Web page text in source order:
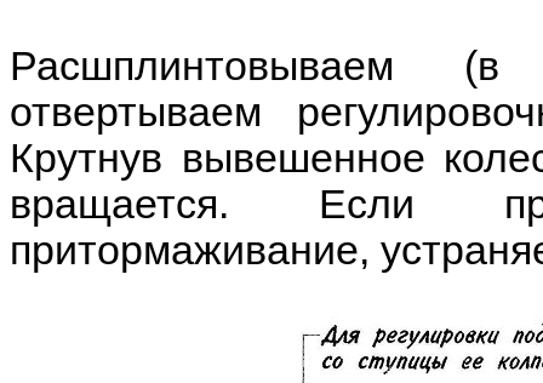
Расшплинтовываем
отвертываем
Крутнув вывешенное
вращается. Если
притормаживание,